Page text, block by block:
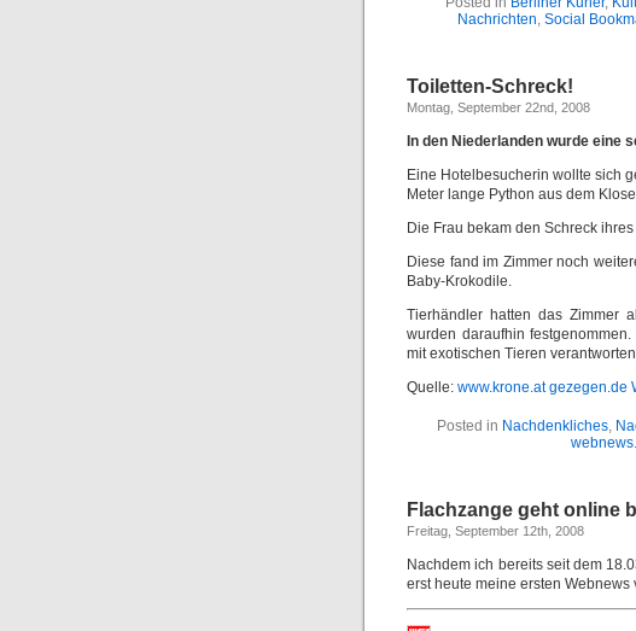
Nachrichten, Social
Toiletten-Schreck!
Montag, September 22nd, 2008
In den Niederlanden wurde eine
Eine Hotelbesucherin wollte sich
Meter lange Python aus dem
Die Frau bekam den Schreck
Diese fand im Zimmer noch
Baby-Krokodile.
Tierhändler hatten das Zimmer
wurden daraufhin
mit exotischen Tieren
Quelle: www.krone.at gezegen.de
Posted in Nachdenkliches,
Flachzange geht online
Freitag, September 12th, 2008
Nachdem ich bereits seit dem
erst heute meine ersten Webnews